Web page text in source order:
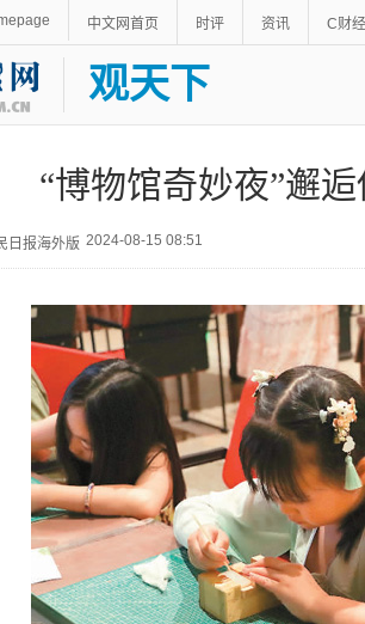
中文网首页 时评 资讯 C财经
观天下
“博物馆奇妙夜”邂
日报海外版 2024-08-15 08:51